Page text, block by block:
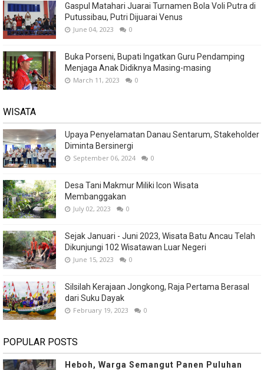
Gaspul Matahari Juarai Turnamen Bola Voli Putra di
Putussibau, Putri Dijuarai Venus
June 04, 2023 0
Buka Porseni, Bupati Ingatkan Guru Pendamping
Menjaga Anak Didiknya Masing-masing
March 11, 2023 0
WISATA
Upaya Penyelamatan Danau Sentarum, Stakeholder
Diminta Bersinergi
September 06, 2024 0
Desa Tani Makmur Miliki Icon Wisata
Membanggakan
July 02, 2023 0
Sejak Januari - Juni 2023, Wisata Batu Ancau Telah
Dikunjungi 102 Wisatawan Luar Negeri
June 15, 2023 0
Silsilah Kerajaan Jongkong, Raja Pertama Berasal
dari Suku Dayak
February 19, 2023 0
POPULAR POSTS
Heboh, Warga Semangut Panen Puluhan